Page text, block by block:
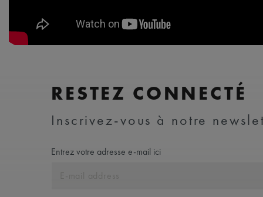
RESTEZ CONNECTÉ
Inscrivez-vous à notre
Entrez votre adresse e-mail ici